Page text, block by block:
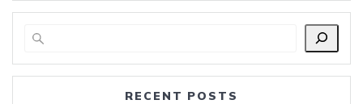
ナ
ビ
ゲ
RECENT POSTS